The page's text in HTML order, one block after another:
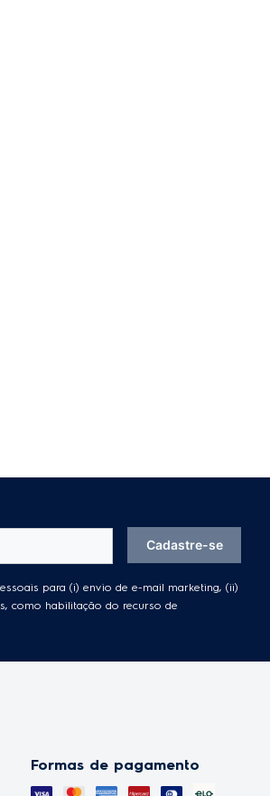
para (i) envio de e-mail marketing, (ii)
como habilitação do recurso de
Cadastre-se
Formas de pagamento